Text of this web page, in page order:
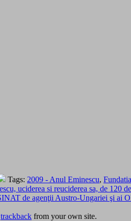
Tags: 2009 - Anul Eminescu,
uciderea si reuciderea sa, de 120
de agenţii Austro-Ungariei şi ai
trackback from your own site.